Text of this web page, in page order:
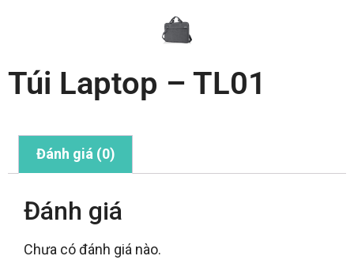
Túi Laptop – TL01
Đánh giá (0)
Đánh giá
Chưa có đánh giá nào.